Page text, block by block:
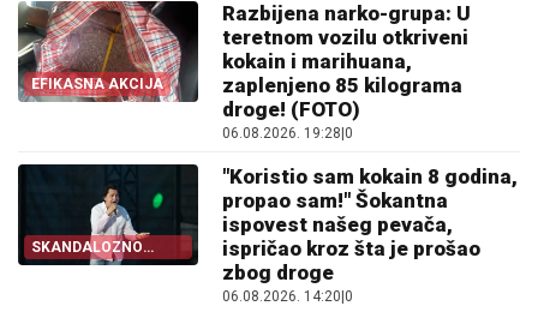
EFIKASNA AKCIJA
Razbijena narko-grupa: U
teretnom vozilu otkriveni
kokain i marihuana,
zaplenjeno 85 kilograma
droge! (FOTO)
06.08.2026. 19:28 0
SKANDALOZNO
PRIZNANJE
"Koristio sam kokain 8 godina,
propao sam!" Šokantna
ispovest našeg pevača,
ispričao kroz šta je prošao
zbog droge
06.08.2026. 14:20 0